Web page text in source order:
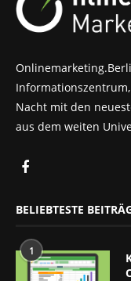
Nacht mit den
aus dem weiten
BELIEBTESTE
1